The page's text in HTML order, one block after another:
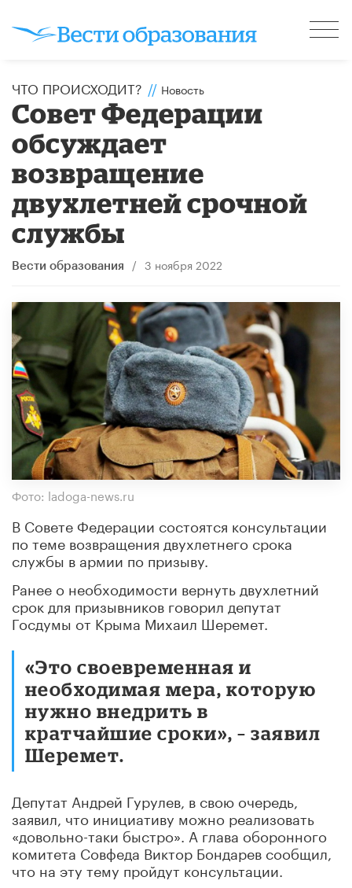
ЧТО ПРОИСХОДИТ? // Новость
Совет Федерации
обсуждает
возвращение
двухлетней срочной
службы
Вести образования / 3 ноября 2022
Фото: ladoga-news.ru
В Совете Федерации состоятся консультации
по теме возвращения двухлетнего срока
службы в армии по призыву.
Ранее о необходимости вернуть двухлетний
срок для призывников говорил депутат
Госдумы от Крыма Михаил Шеремет.
«Это своевременная и
необходимая мера, которую
нужно внедрить в
кратчайшие сроки», – заявил
Шеремет.
Депутат Андрей Гурулев, в свою очередь,
заявил, что инициативу можно реализовать
«довольно-таки быстро». А глава оборонного
комитета Совфеда Виктор Бондарев сообщил,
что на эту тему пройдут консультации.